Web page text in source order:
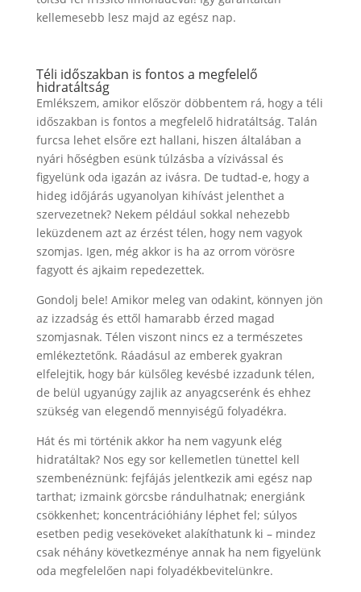
kellemesebb lesz majd az egész nap.
Téli időszakban is fontos a megfelelő
hidratáltság
Emlékszem, amikor először döbbentem rá, hogy a téli
időszakban is fontos a megfelelő hidratáltság. Talán
furcsa lehet elsőre ezt hallani, hiszen általában a
nyári hőségben esünk túlzásba a vízivással és
figyelünk oda igazán az ivásra. De tudtad-e, hogy a
hideg időjárás ugyanolyan kihívást jelenthet a
szervezetnek? Nekem például sokkal nehezebb
leküzdenem azt az érzést télen, hogy nem vagyok
szomjas. Igen, még akkor is ha az orrom vörösre
fagyott és ajkaim repedezettek.
Gondolj bele! Amikor meleg van odakint, könnyen jön
az izzadság és ettől hamarabb érzed magad
szomjasnak. Télen viszont nincs ez a természetes
emlékeztetőnk. Ráadásul az emberek gyakran
elfelejtik, hogy bár külsőleg kevésbé izzadunk télen,
de belül ugyanúgy zajlik az anyagcserénk és ehhez
szükség van elegendő mennyiségű folyadékra.
Hát és mi történik akkor ha nem vagyunk elég
hidratáltak? Nos egy sor kellemetlen tünettel kell
szembenéznünk: fejfájás jelentkezik ami egész nap
tarthat; izmaink görcsbe rándulhatnak; energiánk
csökkenhet; koncentrációhiány léphet fel; súlyos
esetben pedig veseköveket alakíthatunk ki – mindez
csak néhány következménye annak ha nem figyelünk
oda megfelelően napi folyadékbevitelünkre.